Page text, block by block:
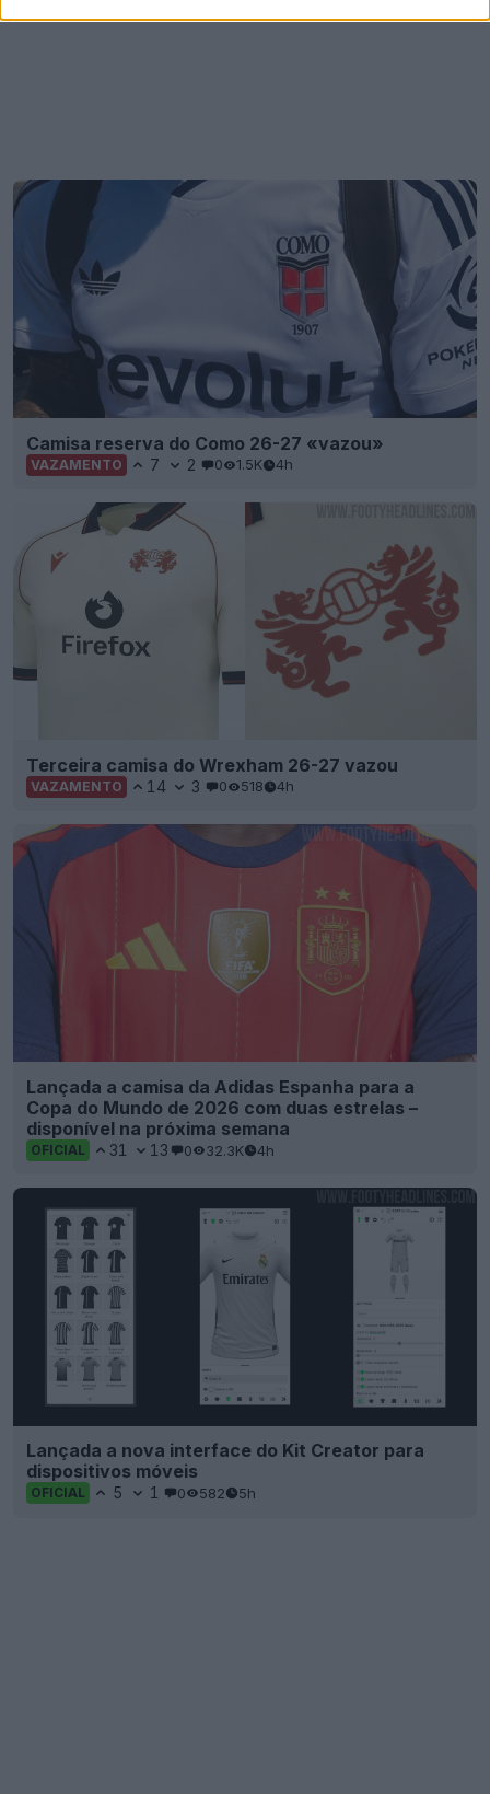
Camisa reserva do Como 26-27 «vazou»
VAZAMENTO 7 2 0 1.5K 4h
Terceira camisa do Wrexham 26-27 vazou
VAZAMENTO 14 3 0 518 4h
Lançada a camisa da Adidas Espanha para a
Copa do Mundo de 2026 com duas estrelas –
disponível na próxima semana
OFICIAL 31 13 0 32.3K 4h
Lançada a nova interface do Kit Creator para
dispositivos móveis
OFICIAL 5 1 0 582 5h